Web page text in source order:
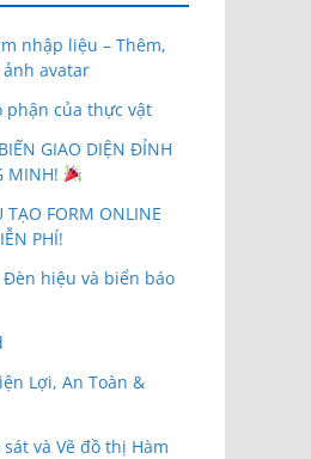
nhập liệu – Thêm,
avatar
phận của thực vật
GIAO DIỆN ĐỈNH
MINH!
TẠO FORM ONLINE
PHÍ!
Đèn hiệu và biển báo
Lợi, An Toàn &
và Vẽ đồ thị Hàm